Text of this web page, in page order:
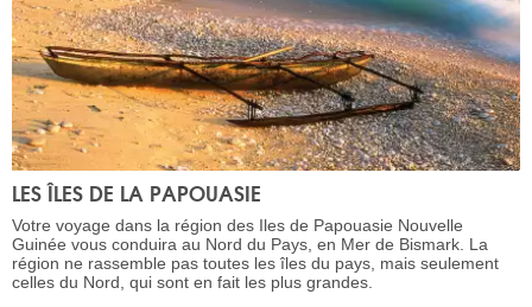
LES ÎLES DE LA PAPOUASIE
Votre voyage dans la région des Iles de Papouasie Nouvelle
Guinée vous conduira au Nord du Pays, en Mer de Bismark. La
région ne rassemble pas toutes les îles du pays, mais seulement
celles du Nord, qui sont en fait les plus grandes.